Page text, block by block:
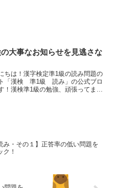
大事なお知らせを見逃さな
ちは！漢字検定準1級の読み問題の
「漢検 準1級 読み」の公式ブロ
！漢検準1級の勉強、頑張ってます
み・その１】正答率の低い問題を
ク！